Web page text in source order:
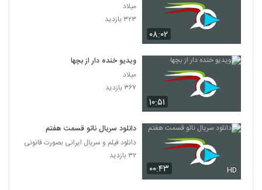
۰۸:۰۲
میلاد
۳۲۳ بازدید
۱۰:۵۱
ویدیو خنده دار از بچها
میلاد
۳۶۷ بازدید
۰۰:۴۳ HD
دانلود سریال ناتو قسمت هفتم
دانلود فیلم و سریال ایرانی بصورت قانونی
۳۲ بازدید